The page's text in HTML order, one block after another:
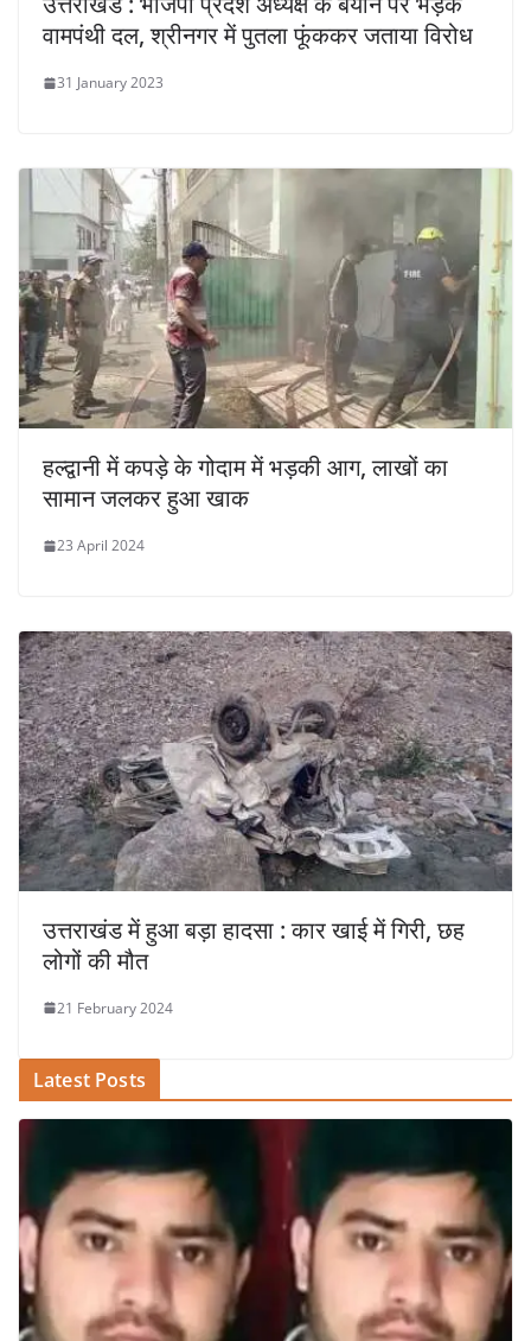
वामपंथी दल, श्रीनगर में पुतला फूंककर जताया विरोध
31 January 2023
हल्द्वानी में कपड़े के गोदाम में भड़की आग, लाखों का
सामान जलकर हुआ खाक
23 April 2024
उत्तराखंड में हुआ बड़ा हादसा : कार खाई में गिरी, छह
लोगों की मौत
21 February 2024
Latest Posts